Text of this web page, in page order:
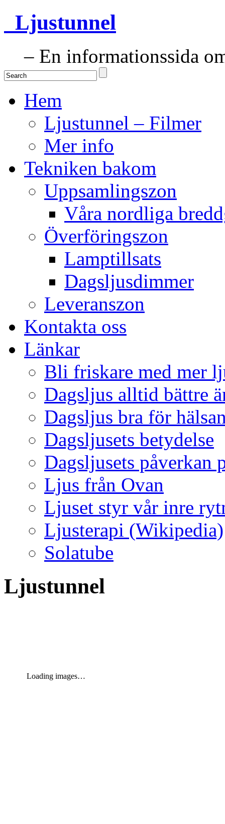
Ljustunnel
– En informationssida
Hem
Ljustunnel – Filmer
Mer info
Tekniken bakom
Uppsamlingszon
Våra nordliga
Överföringszon
Lamptillsats
Dagsljusdimmer
Leveranszon
Kontakta oss
Länkar
Bli friskare med mer
Dagsljus alltid bättre
Dagsljus bra för
Dagsljusets betydelse
Dagsljusets påverkan
Ljus från Ovan
Ljuset styr vår inre
Ljusterapi (Wikipedia)
Solatube
Ljustunnel
Loading images…